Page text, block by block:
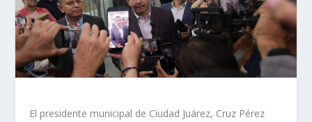
El presidente municipal de Ciudad Juárez, Cruz Pérez